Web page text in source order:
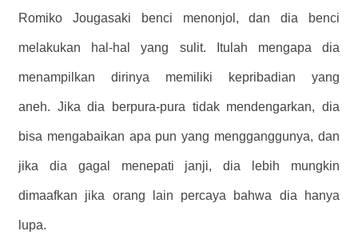
Romiko Jougasaki benci menonjol, dan dia benci
melakukan hal-hal yang sulit. Itulah mengapa dia
menampilkan dirinya memiliki kepribadian yang
aneh. Jika dia berpura-pura tidak mendengarkan, dia
bisa mengabaikan apa pun yang mengganggunya, dan
jika dia gagal menepati janji, dia lebih mungkin
dimaafkan jika orang lain percaya bahwa dia hanya
lupa.